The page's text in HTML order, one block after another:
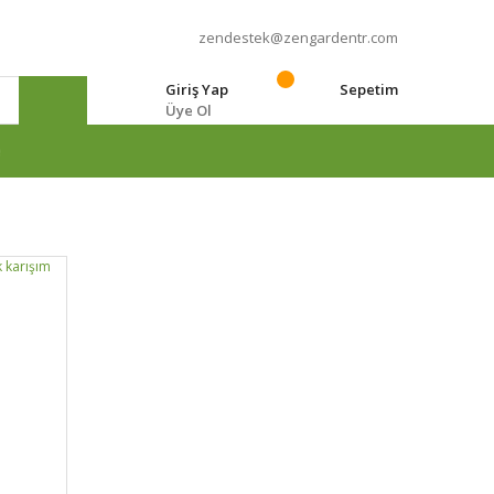
zendestek@zengardentr.com
Giriş Yap
Üye Ol
Sepetim